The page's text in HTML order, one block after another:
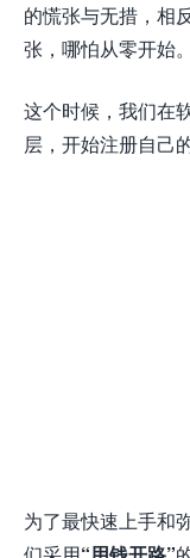
的慌张与无措，相
张，哪怕从零开始。
这个时候，我们在
层，开始注册自己
为了最快速上手和